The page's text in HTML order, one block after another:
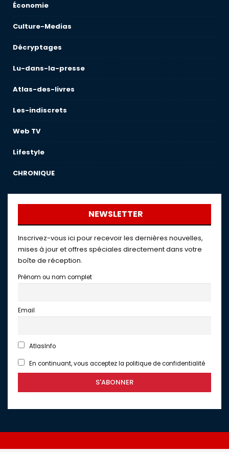
Économie
Culture-Medias
Décryptages
Lu-dans-la-presse
Atlas-des-livres
Les-indiscrets
Web TV
Lifestyle
CHRONIQUE
NEWSLETTER
Inscrivez-vous ici pour recevoir les dernières nouvelles,
mises à jour et offres spéciales directement dans votre
boîte de réception.
Prénom ou nom complet
Email
AtlasInfo
En continuant, vous acceptez la politique de confidentialité